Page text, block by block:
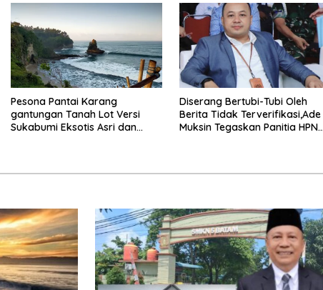
Tahun
Ekonomi Kreatif Akar Rumput
Pesona Pantai Karang
gantungan Tanah Lot Versi
Sukabumi Eksotis Asri dan
Diserang Bertubi-Tubi Oleh
Berita Tidak Terverifikasi,Ade
Muksin Tegaskan Panitia HPN